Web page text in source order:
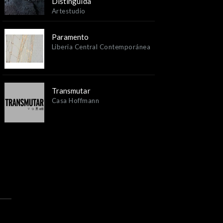
Artestudio
Paramento
Liberia Central Contemporánea
Transmutar
Casa Hoffmann